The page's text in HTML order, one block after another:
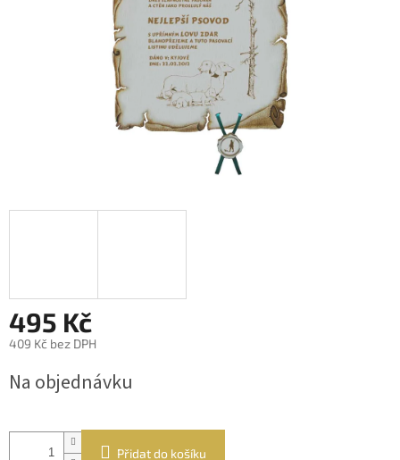
495 Kč
409 Kč bez DPH
cena:
Na objednávku
Přidat do košíku